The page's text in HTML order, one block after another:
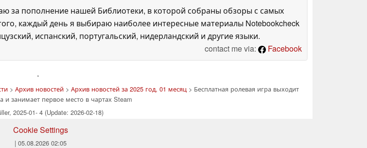
за пополнение нашей Библиотеки, в которой собраны обзоры с самых
каждый день я выбираю наиболее интересные материалы Notebookcheck
испанский, португальский, нидерландский и другие языки.
contact me via:
Facebook
'
> Архив новостей > Архив новостей за 2025 год, 01 месяц > Бесплатная ролевая игра выходит
и занимает первое место в чартах Steam
2025-01- 4 (Update: 2026-02-18)
Cookie Settings
| 05.08.2026 02:05